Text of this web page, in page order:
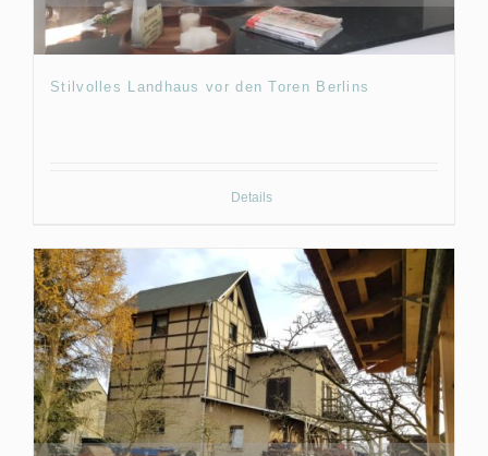
Stilvolles Landhaus vor den Toren Berlins
Details